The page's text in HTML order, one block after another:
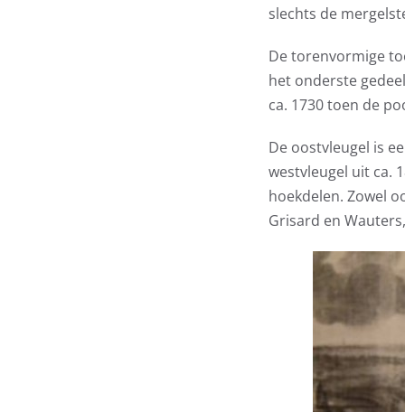
slechts de
De torenvormige
het onderste
ca. 1730 toen de
De oostvleugel is
westvleugel uit ca.
hoekdelen. Zowel
Grisard en